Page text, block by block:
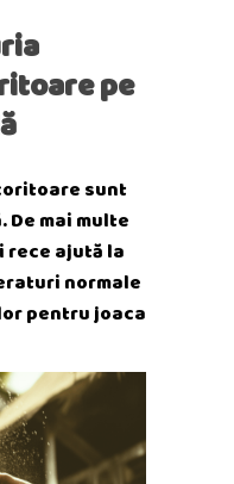
pe
sunt
mai multe
rece ajută la
normale
pentru joaca